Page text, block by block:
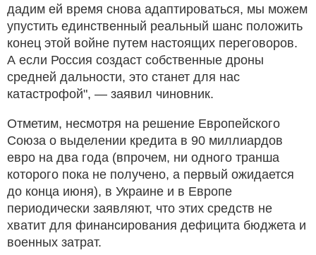
дадим ей время снова адаптироваться, мы можем
упустить единственный реальный шанс положить
конец этой войне путем настоящих переговоров.
А если Россия создаст собственные дроны
средней дальности, это станет для нас
катастрофой", — заявил чиновник.
Отметим, несмотря на решение Европейского
Союза о выделении кредита в 90 миллиардов
евро на два года (впрочем, ни одного транша
которого пока не получено, а первый ожидается
до конца июня), в Украине и в Европе
периодически заявляют, что этих средств не
хватит для финансирования дефицита бюджета и
военных затрат.